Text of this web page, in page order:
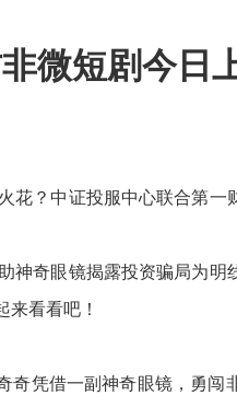
微短剧今日
？中证投服中心联合第
奇眼镜揭露投资骗局为明
看看吧！
奇凭借一副神奇眼镜，勇